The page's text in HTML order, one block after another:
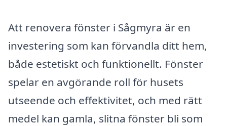
Att renovera fönster i Sågmyra är en
investering som kan förvandla ditt hem,
både estetiskt och funktionellt. Fönster
spelar en avgörande roll för husets
utseende och effektivitet, och med rätt
medel kan gamla, slitna fönster bli som